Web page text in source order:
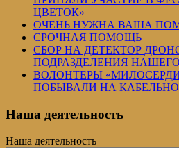
ЦВЕТОК»
ОЧЕНЬ НУЖНА ВАША
СРОЧНАЯ ПОМОЩЬ
СБОР НА ДЕТЕКТОР
ПОДРАЗДЕЛЕНИЯ
ВОЛОНТЕРЫ
ПОБЫВАЛИ НА
Наша деятельность
Наша деятельность